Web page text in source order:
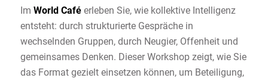
Im World Caféerleben Sie, wie kollektive Intelligenz
entsteht: durch strukturierte Gespräche in
wechselnden Gruppen, durch Neugier, Offenheit und
gemeinsames Denken. Dieser Workshop zeigt, wie Sie
das Format gezielt einsetzen können, um Beteiligung,